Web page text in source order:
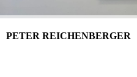
PETER REICHENBERGER